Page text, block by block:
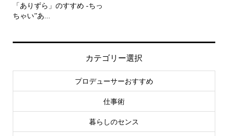
「ありずら」のすすめ -ちっ
ちゃい”あ...
カテゴリー選択
プロデューサーおすすめ
仕事術
暮らしのセンス